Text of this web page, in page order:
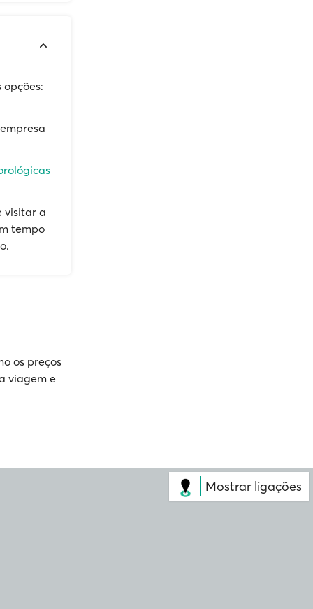
visitar a
tempo
os preços
viagem e
Mostrar ligações